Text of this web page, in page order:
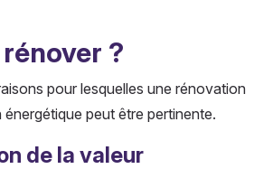
?
pour lesquelles une rénovation
peut être pertinente.
de la valeur